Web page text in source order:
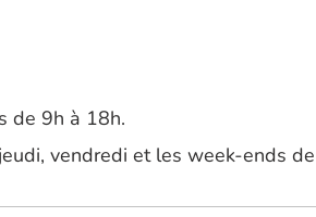
de 9h à 18h.
vendredi et les week-ends